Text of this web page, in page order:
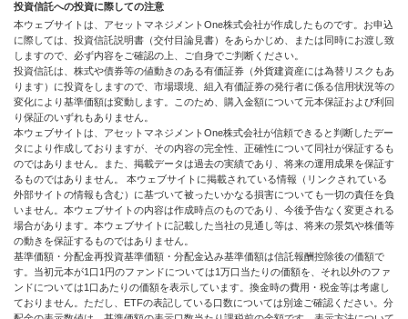
投資信託への投資に際しての注意
本ウェブサイトは、アセットマネジメントOne株式会社が作成したものです。お申込
に際しては、投資信託説明書（交付目論見書）をあらかじめ、または同時にお渡し致
しますので、必ず内容をご確認の上、ご自身でご判断ください。
投資信託は、株式や債券等の値動きのある有価証券（外貨建資産には為替リスクもあ
ります）に投資をしますので、市場環境、組入有価証券の発行者に係る信用状況等の
変化により基準価額は変動します。このため、購入金額について元本保証および利回
り保証のいずれもありません。
本ウェブサイトは、アセットマネジメントOne株式会社が信頼できると判断したデー
タにより作成しておりますが、その内容の完全性、正確性について同社が保証するも
のではありません。また、掲載データは過去の実績であり、将来の運用成果を保証す
るものではありません。 本ウェブサイトに掲載されている情報（リンクされている
外部サイトの情報も含む）に基づいて被ったいかなる損害についても一切の責任を負
いません。本ウェブサイトの内容は作成時点のものであり、今後予告なく変更される
場合があります。本ウェブサイトに記載した当社の見通し等は、将来の景気や株価等
の動きを保証するものではありません。
基準価額・分配金再投資基準価額・分配金込み基準価額は信託報酬控除後の価額で
す。当初元本が1口1円のファンドについては1万口当たりの価額を、それ以外のファ
ンドについては1口あたりの価額を表示しています。換金時の費用・税金等は考慮し
ておりません。ただし、ETFの表記している口数については別途ご確認ください。分